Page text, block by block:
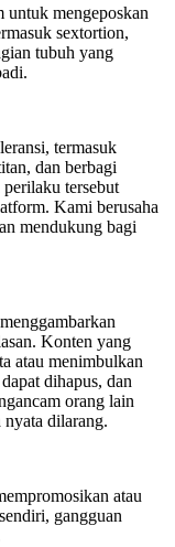
untuk mengeposkan
sextortion,
tubuh yang
termasuk
dan berbagi
tersebut
Kami berusaha
mendukung bagi
Konten yang
atau menimbulkan
dihapus, dan
orang lain
nyata dilarang.
atau
gangguan